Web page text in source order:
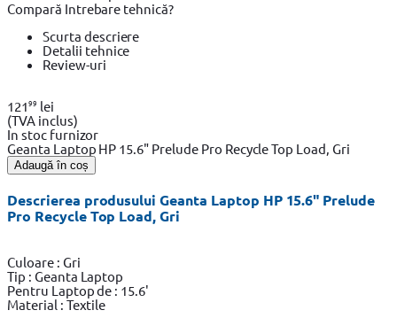
Compară Intrebare tehnică?
Scurta descriere
Detalii tehnice
Review-uri
12199 lei
(TVA inclus)
In stoc furnizor
Geanta Laptop HP 15.6" Prelude Pro Recycle Top Load, Gri
Adaugă în coș
Descrierea produsului Geanta Laptop HP 15.6" Prelude
Pro Recycle Top Load, Gri
Culoare : Gri
Tip : Geanta Laptop
Pentru Laptop de : 15.6'
Material : Textile